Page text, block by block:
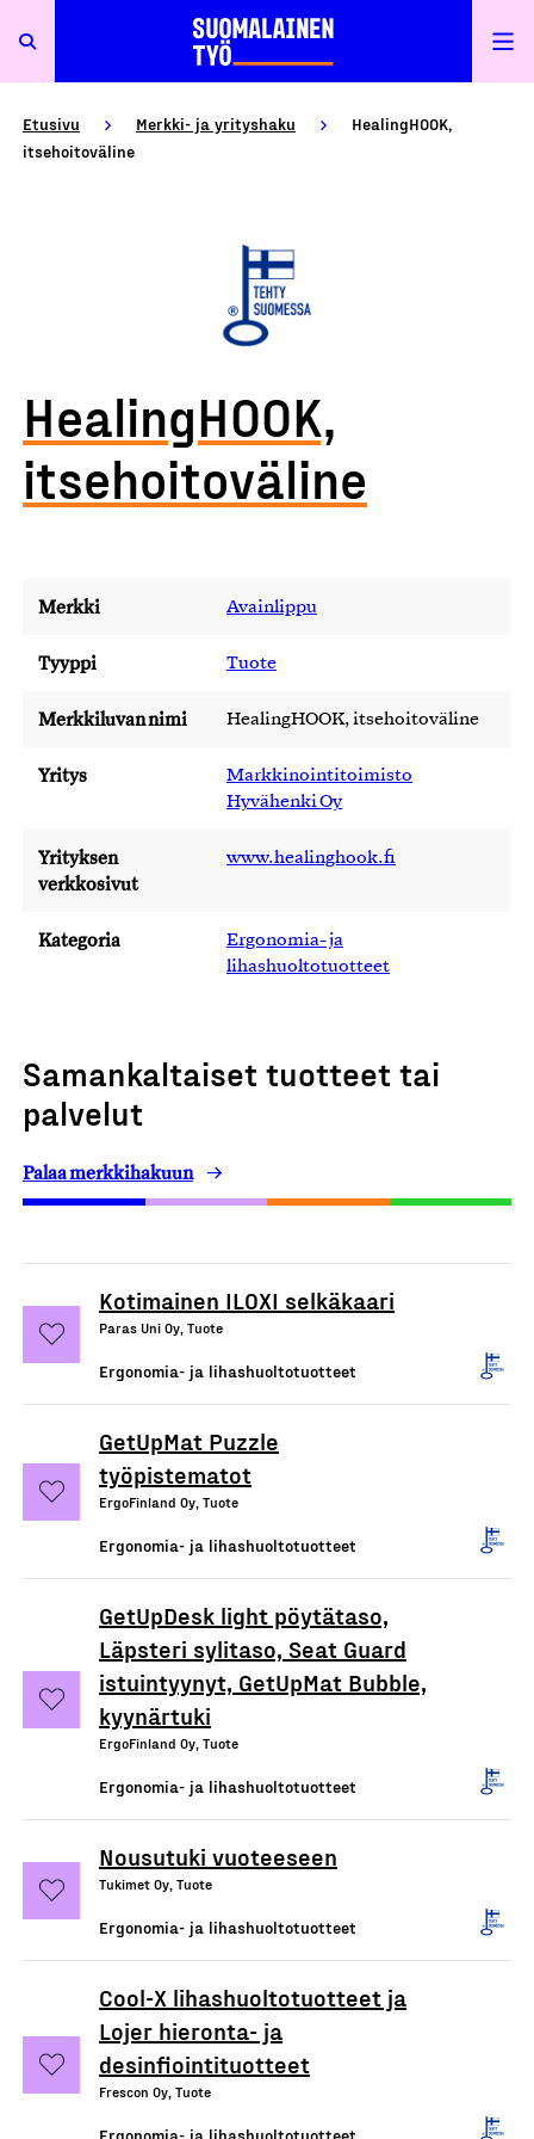
Etusivu Merkki- ja yrityshaku
HealingHOOK,
itsehoitoväline
HealingHOOK,
itsehoitoväline
Merkki Avainlippu
Tyyppi Tuote
Merkkiluvan nimi HealingHOOK, itsehoitoväline
Yritys
Markkinointitoimisto
Hyvähenki Oy
Yrityksen
verkkosivut
www.healinghook.fi
Kategoria
Ergonomia- ja
lihashuoltotuotteet
Samankaltaiset tuotteet tai
palvelut
Palaa merkkihakuun
Kotimainen ILOXI selkäkaari
Paras Uni Oy, Tuote
Ergonomia- ja lihashuoltotuotteet
GetUpMat Puzzle
työpistematot
ErgoFinland Oy, Tuote
Ergonomia- ja lihashuoltotuotteet
GetUpDesk light pöytätaso,
Läpsteri sylitaso, Seat Guard
istuintyynyt, GetUpMat Bubble,
kyynärtuki
ErgoFinland Oy, Tuote
Ergonomia- ja lihashuoltotuotteet
Nousutuki vuoteeseen
Tukimet Oy, Tuote
Ergonomia- ja lihashuoltotuotteet
Cool-X lihashuoltotuotteet ja
Lojer hieronta- ja
desinfiointituotteet
Frescon Oy, Tuote
Ergonomia- ja lihashuoltotuotteet